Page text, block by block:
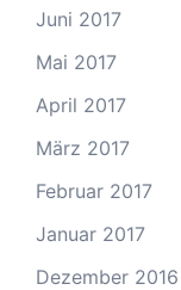
Juni 2017
Mai 2017
April 2017
März 2017
Februar 2017
Januar 2017
Dezember 2016